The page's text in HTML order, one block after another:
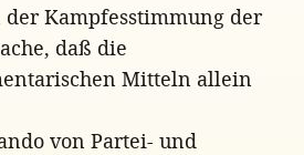
der Kampfesstimmung der
daß die
Mitteln allein
von Partei- und